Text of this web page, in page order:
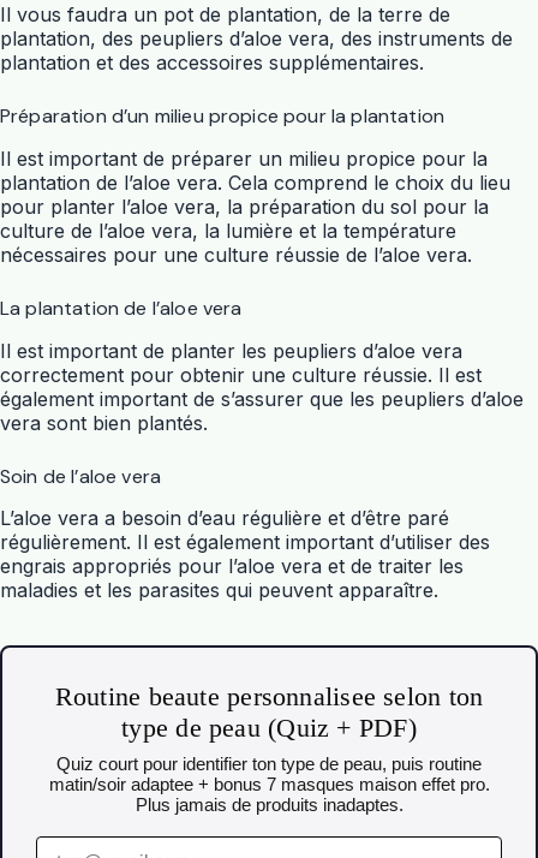
Il vous faudra un pot de plantation, de la terre de
plantation, des peupliers d’aloe vera, des instruments de
plantation et des accessoires supplémentaires.
Préparation d’un milieu propice pour la plantation
Il est important de préparer un milieu propice pour la
plantation de l’aloe vera. Cela comprend le choix du lieu
pour planter l’aloe vera, la préparation du sol pour la
culture de l’aloe vera, la lumière et la température
nécessaires pour une culture réussie de l’aloe vera.
La plantation de l’aloe vera
Il est important de planter les peupliers d’aloe vera
correctement pour obtenir une culture réussie. Il est
également important de s’assurer que les peupliers d’aloe
vera sont bien plantés.
Soin de l’aloe vera
L’aloe vera a besoin d’eau régulière et d’être paré
régulièrement. Il est également important d’utiliser des
engrais appropriés pour l’aloe vera et de traiter les
maladies et les parasites qui peuvent apparaître.
Routine beaute personnalisee selon ton
type de peau (Quiz + PDF)
Quiz court pour identifier ton type de peau, puis routine
matin/soir adaptee + bonus 7 masques maison effet pro.
Plus jamais de produits inadaptes.